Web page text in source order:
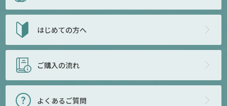
はじめての方へ
ご購入の流れ
よくあるご質問